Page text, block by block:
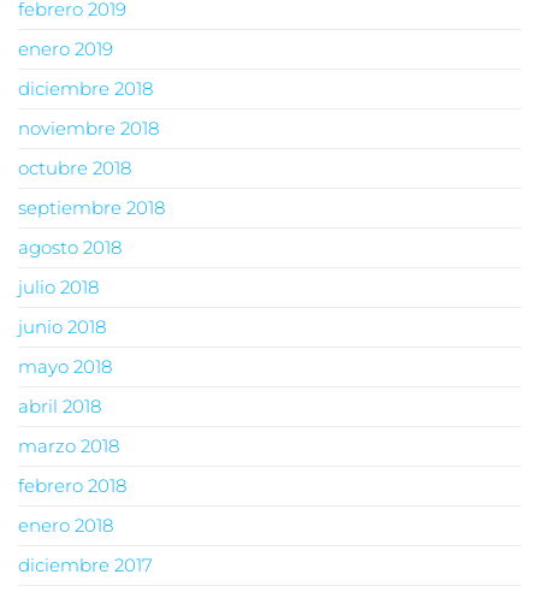
febrero 2019
enero 2019
diciembre 2018
noviembre 2018
octubre 2018
septiembre 2018
agosto 2018
julio 2018
junio 2018
mayo 2018
abril 2018
marzo 2018
febrero 2018
enero 2018
diciembre 2017